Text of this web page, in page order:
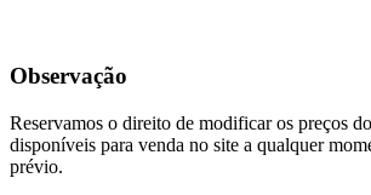
Observação
Reservamos o direito de modificar os preços
disponíveis para venda no site a qualquer
prévio.